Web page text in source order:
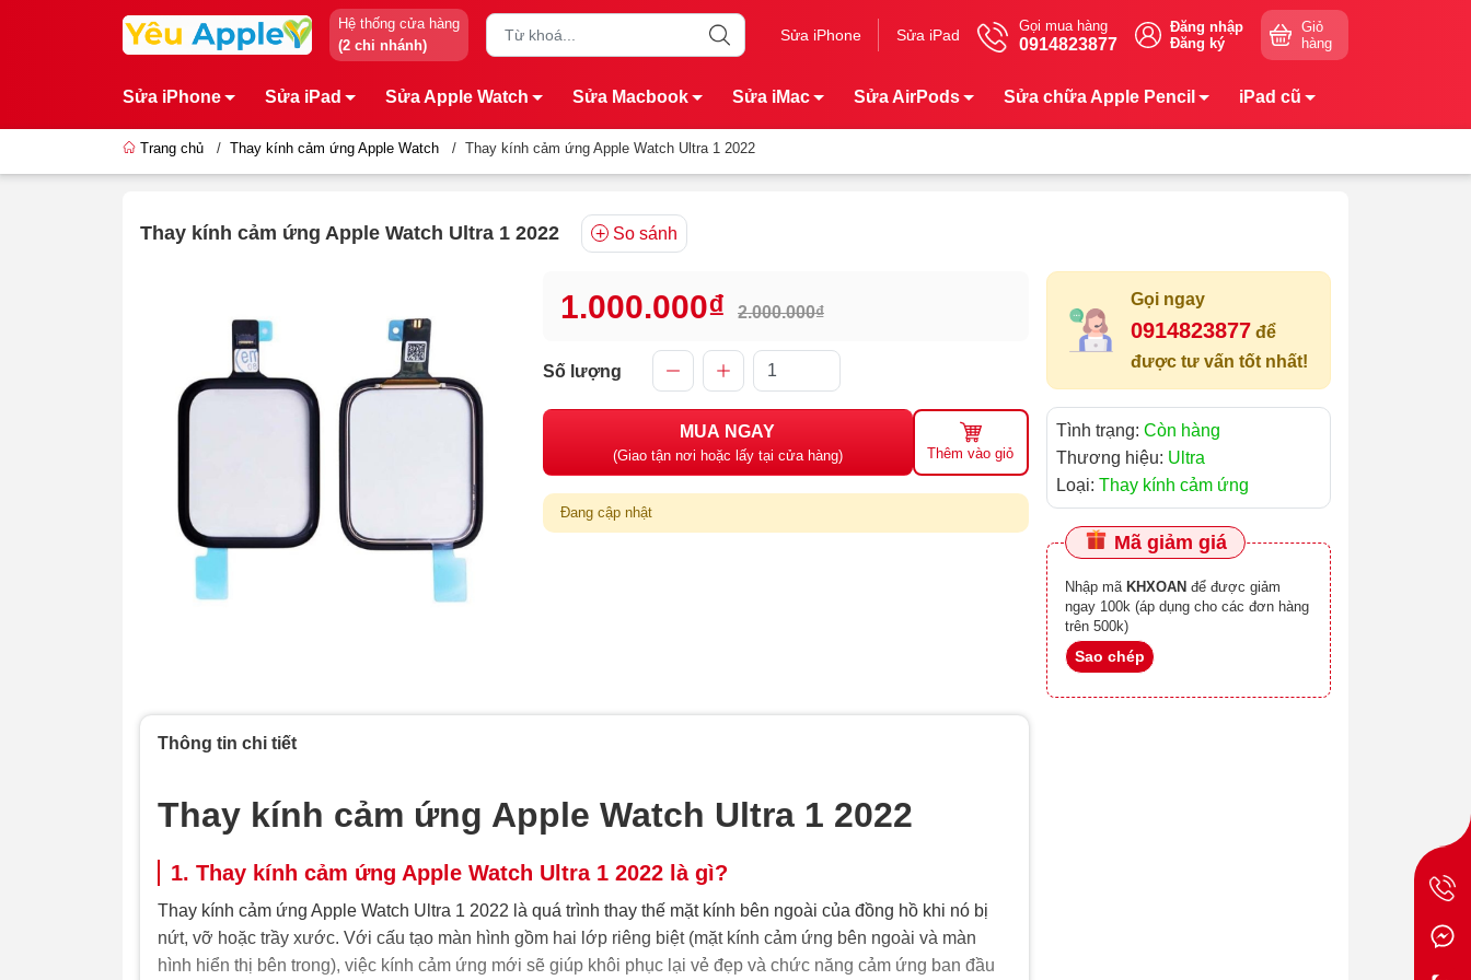
Hệ thống cửa hàng
(2 chi nhánh)
Sửa iPhone Sửa iPad
Gọi mua hàng
0914823877
Đăng nhập
Đăng ký
Giỏ
hàng
Sửa iPhone Sửa iPad Sửa Apple Watch Sửa Macbook Sửa iMac Sửa AirPods Sửa chữa Apple Pencil iPad cũ
Trang chủ / Thay kính cảm ứng Apple Watch / Thay kính cảm ứng Apple Watch Ultra 1 2022
Thay kính cảm ứng Apple Watch Ultra 1 2022 So sánh
1.000.000₫ 2.000.000₫
Số lượng
MUA NGAY
(Giao tận nơi hoặc lấy tại cửa hàng) Thêm vào giỏ
Đang cập nhật
Gọi ngay
0914823877 để
được tư vấn tốt nhất!
Tình trạng: Còn hàng
Thương hiệu: Ultra
Loại: Thay kính cảm ứng
Mã giảm giá
Nhập mã KHXOAN
ngay 100k (áp dụng cho các đơn hàng
trên 500k)
Sao chép
Thông tin chi tiết
Thay kính cảm ứng Apple Watch Ultra 1 2022
1. Thay kính cảm ứng Apple Watch Ultra 1 2022 là gì?
Thay kính cảm ứng Apple Watch Ultra 1 2022 là quá trình thay thế mặt kính bên ngoài của đồng hồ khi nó bị
nứt, vỡ hoặc trầy xước. Với cấu tạo màn hình gồm hai lớp riêng biệt (mặt kính cảm ứng bên ngoài và màn
hình hiển thị bên trong), việc kính cảm ứng mới sẽ giúp khôi phục lại vẻ đẹp và chức năng cảm ứng ban đầu